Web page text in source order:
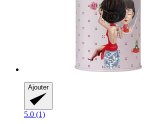
Ajouter
5.0 (1)